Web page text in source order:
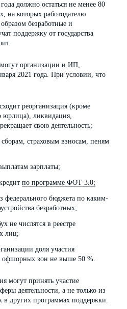
должно остаться не менее 80
на которых работодателю
безработные и
поддержку от государства
организации и ИП,
2021 года. При условии, что
реорганизация (кроме
юрлица), ликвидация,
свою деятельность;
страховым взносам, пеням
зарплаты;
по программе ФОТ 3.0;
федерального бюджета по каким-
безработных;
не числятся в реестре
лиц;
доля участия
офшорных зон не выше 50 %.
могут принять участие
деятельности, а не только из
в других программах поддержки.